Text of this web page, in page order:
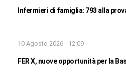
Infermieri di famiglia: 793 alla
10 Agosto 2026 - 12:09
FER X, nuove opportunità per la